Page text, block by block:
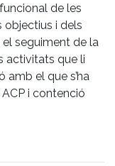
de les
objectius i dels
seguiment de la
activitats que li
amb el que s’ha
i contenció